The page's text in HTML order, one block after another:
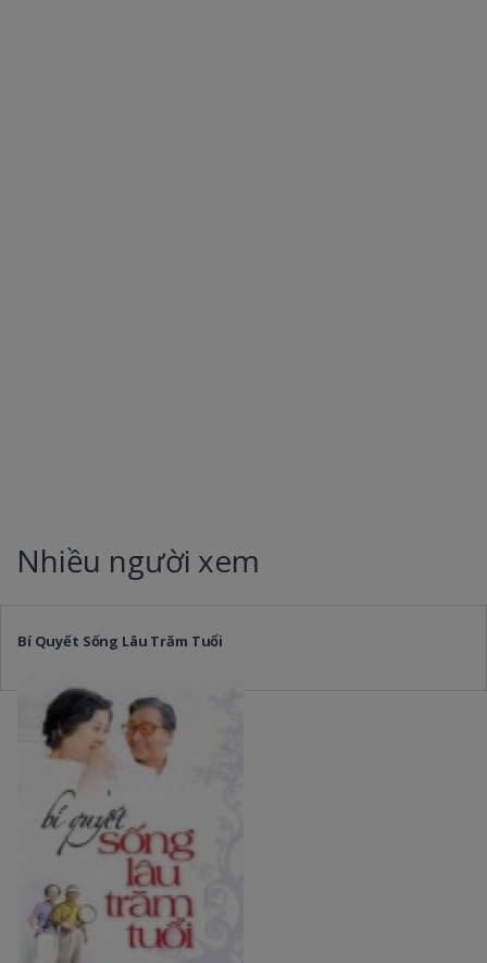
Nhiều người xem
Bí Quyết Sống Lâu Trăm Tuổi